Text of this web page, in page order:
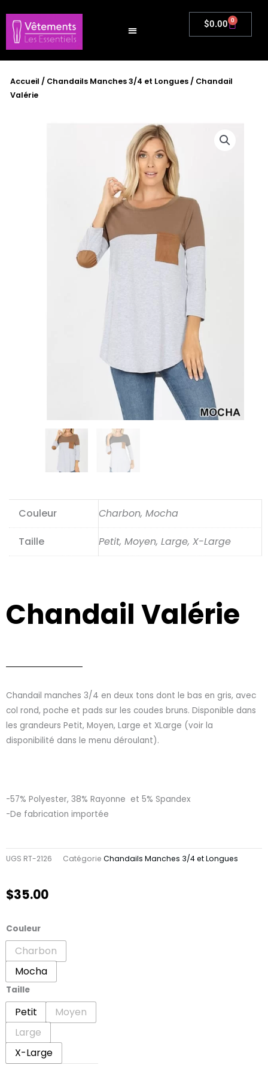
contenu
$0.00 0
Panier
Accueil / Chandails Manches 3/4 et Longues / Chandail
Valérie
Couleur Charbon, Mocha
Taille Petit, Moyen, Large, X-Large
Chandail Valérie
Chandail manches 3/4 en deux tons dont le bas en gris, avec
col rond, poche et pads sur les coudes bruns. Disponible dans
les grandeurs Petit, Moyen, Large et XLarge (voir la
disponibilité dans le menu déroulant).
-57% Polyester, 38% Rayonne et 5% Spandex
-De fabrication importée
UGS RT-2126 Catégorie Chandails Manches 3/4 et Longues
$35.00
Couleur
Charbon
Mocha
Taille
Petit
Moyen
Large
X-Large
quantité
de
Chandail
Valérie